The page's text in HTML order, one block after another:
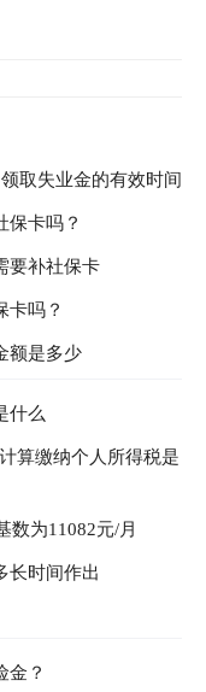
取失业金的有效时间
保卡吗？
要补社保卡
卡吗？
额是多少
什么
算缴纳个人所得税是
数为11082元/月
长时间作出
金？